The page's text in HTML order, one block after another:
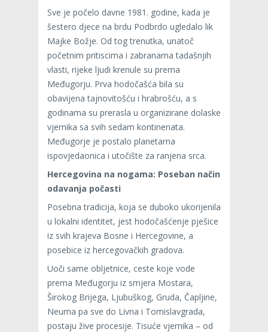
Sve je počelo davne 1981. godine, kada je
šestero djece na brdu Podbrdo ugledalo lik
Majke Božje. Od tog trenutka, unatoč
početnim pritiscima i zabranama tadašnjih
vlasti, rijeke ljudi krenule su prema
Međugorju. Prva hodočašća bila su
obavijena tajnovitošću i hrabrošću, a s
godinama su prerasla u organizirane dolaske
vjernika sa svih sedam kontinenata.
Međugorje je postalo planetarna
ispovjedaonica i utočište za ranjena srca.
Hercegovina na nogama: Poseban način
odavanja počasti
Posebna tradicija, koja se duboko ukorijenila
u lokalni identitet, jest hodočašćenje pješice
iz svih krajeva Bosne i Hercegovine, a
posebice iz hercegovačkih gradova.
Uoči same obljetnice, ceste koje vode
prema Međugorju iz smjera Mostara,
Širokog Brijega, Ljubuškog, Gruda, Čapljine,
Neuma pa sve do Livna i Tomislavgrada,
postaju žive procesije. Tisuće vjernika – od